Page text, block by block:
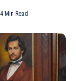
4 Min Read